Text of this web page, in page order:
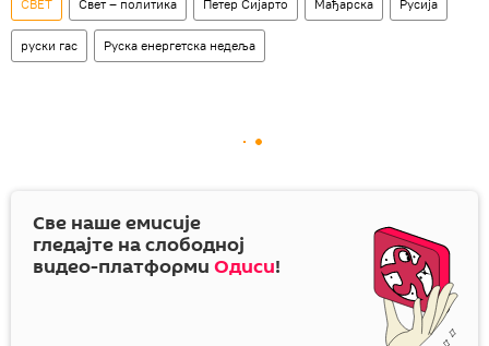
СВЕТ Свет – политика Петер Сијарто Мађарска Русија
руски гас Руска енергетска недеља
Све наше емисије
гледајте на слободној
видео-платформи Одиси!